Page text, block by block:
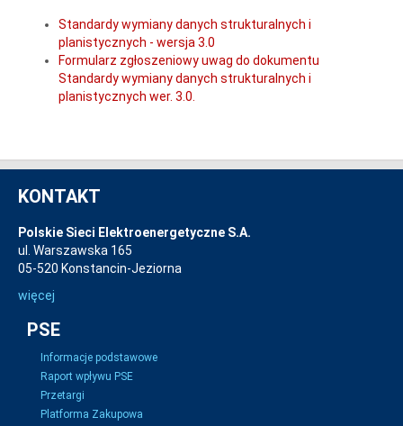
Standardy wymiany danych strukturalnych i
planistycznych - wersja 3.0
Formularz zgłoszeniowy uwag do dokumentu
Standardy wymiany danych strukturalnych i
planistycznych wer. 3.0.
KONTAKT
Polskie Sieci Elektroenergetyczne S.A.
ul. Warszawska 165
05-520 Konstancin-Jeziorna
więcej
PSE
Informacje podstawowe
Raport wpływu PSE
Przetargi
Platforma Zakupowa